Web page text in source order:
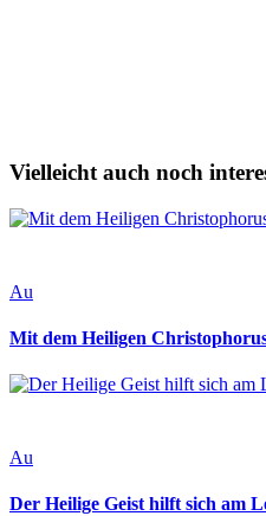
Vielleicht auch noch
Au
Mit dem Heiligen
Au
Der Heilige Geist hilft sich am